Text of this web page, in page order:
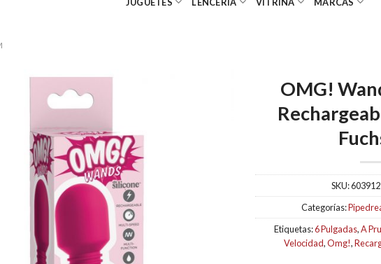
OMG!
SKU:
Categorías:
Etiquetas:6 Pulgadas,A
Velocidad,Omg!,